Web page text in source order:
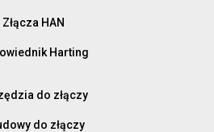
Złącza HAN
Harting
do złączy
do złączy